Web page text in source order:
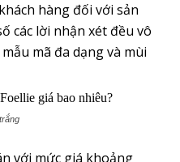
hàng đối với sản
các lời nhận xét đều vô
mã đa dạng và mùi
với mức giá khoảng